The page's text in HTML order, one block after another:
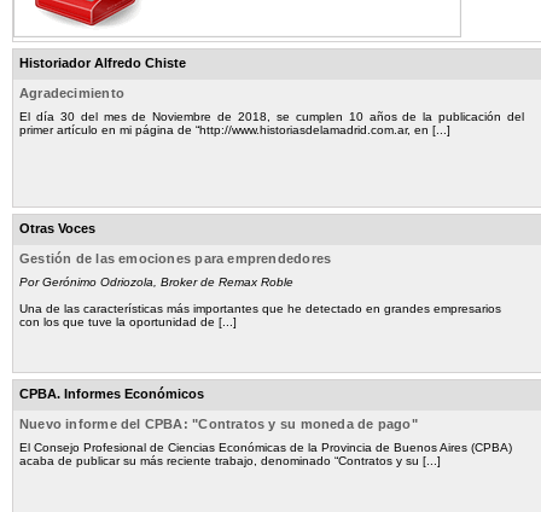
Historiador Alfredo Chiste
Agradecimiento
El día 30 del mes de Noviembre de 2018, se cumplen 10 años de la publicación del
primer artículo en mi página de “http://www.historiasdelamadrid.com.ar, en [...]
Otras Voces
Gestión de las emociones para emprendedores
Por Gerónimo Odriozola, Broker de Remax Roble
Una de las características más importantes que he detectado en grandes empresarios
con los que tuve la oportunidad de [...]
CPBA. Informes Económicos
Nuevo informe del CPBA: "Contratos y su moneda de pago"
El Consejo Profesional de Ciencias Económicas de la Provincia de Buenos Aires (CPBA)
acaba de publicar su más reciente trabajo, denominado “Contratos y su [...]